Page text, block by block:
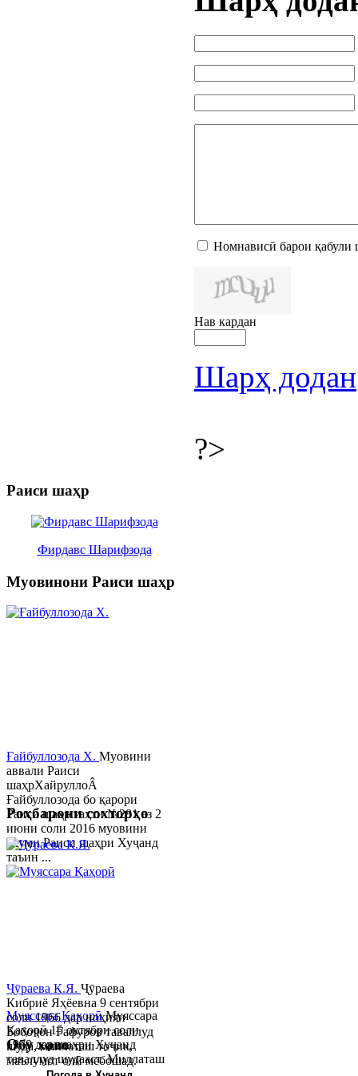
Номнависӣ барои қабули
Нав кардан
Шарҳ додан
?>
Раиси шаҳр
Фирдавс Шарифзода
Муовинони Раиси шаҳр
Ғайбуллозода Х. Муовини
аввали Раиси
шаҳрХайруллоÂ
Ғайбуллозода бо қарори
Раиси шаҳр таҳти №281 аз 2
июни соли 2016 муовини
якуми Раиси шаҳри Хуҷанд
таъин ...
Муяссара ҚаҳорӣМуяссара
Қаҳорӣ 15 октябри соли
1979 дар шаҳри Хуҷанд
таваллуд шудааст. Миллаташ
Роҳбарони сохторҳо
Ҷӯраева К.Я. Ҷӯраева
Кибриё Яҳёевна 9 сентябри
соли 1966 дар ноҳияи
Бобоҷон Ғафуров таваллуд
шуда, миллаташ тоҷик,
маълумот олӣ мебошад.
Обу хаво